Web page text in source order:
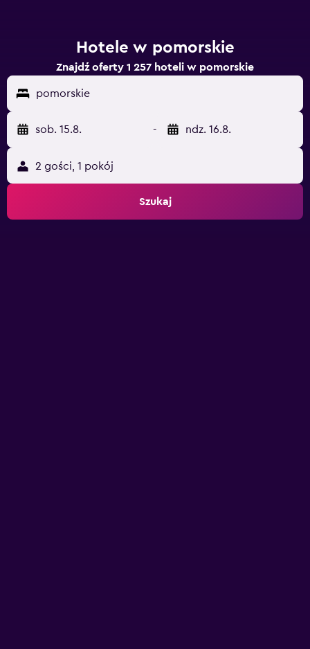
Hotele w pomorskie
Znajdź oferty 1 257 hoteli w pomorskie
pomorskie
sob. 15.8. - ndz. 16.8.
2 gości, 1 pokój
Szukaj